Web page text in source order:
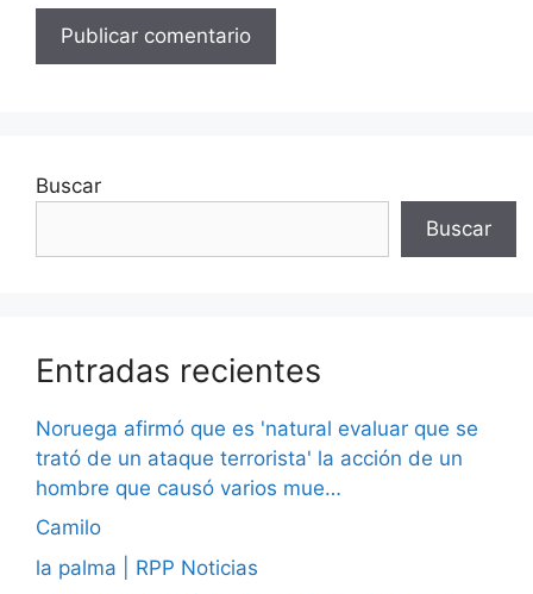
Buscar
Buscar
Entradas recientes
Noruega afirmó que es 'natural evaluar que se
trató de un ataque terrorista' la acción de un
hombre que causó varios mue…
Camilo
la palma | RPP Noticias